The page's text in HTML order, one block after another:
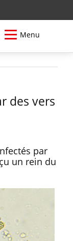
Menu
des vers
par
un rein du